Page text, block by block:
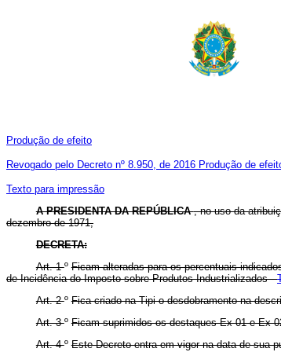
Produção de efeito
Revogado pelo Decreto nº 8.950, de 2016 Produção de
Texto para impressão
A PRESIDENTA DA REPÚBLICA, no uso da
dezembro de 1971,
DECRETA:
Art. 1ºFicam alteradas para os percentuais
de Incidência do Imposto sobre Produtos Industrializados -
Art. 2ºFica criado na Tipi o desdobramento na
Art. 3ºFicam suprimidos os destaques Ex 01 e Ex
Art. 4ºEste Decreto entra em vigor na data de sua